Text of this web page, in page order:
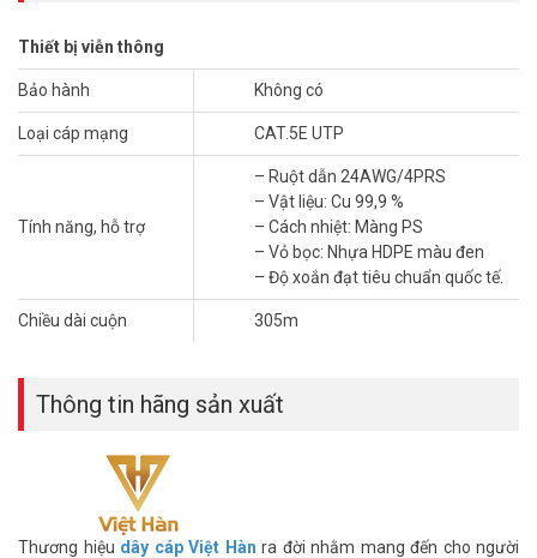
Thiết bị viễn thông
Bảo hành Không có
Loại cáp mạng CAT.5E UTP
Tính năng, hỗ trợ
– Ruột dẫn 24AWG/4PRS
– Vật liệu: Cu 99,9 %
– Cách nhiệt: Màng PS
– Vỏ bọc: Nhựa HDPE màu đen
– Độ xoắn đạt tiêu chuẩn quốc tế.
Chiều dài cuộn 305m
Thông tin hãng sản xuất
Thương hiệu dây cáp Việt Hàn ra đời nhằm mang đến cho người